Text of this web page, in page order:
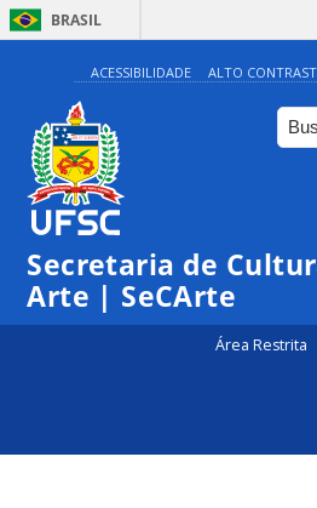
BRASIL
ACESSIBILIDADE ALTO
Secretaria de
Arte | SeCArte
Área Restrita
0:00
1:00